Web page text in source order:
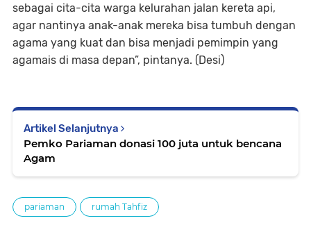
sebagai cita-cita warga kelurahan jalan kereta api,
agar nantinya anak-anak mereka bisa tumbuh dengan
agama yang kuat dan bisa menjadi pemimpin yang
agamais di masa depan”, pintanya. (Desi)
Artikel Selanjutnya
Pemko Pariaman donasi 100 juta untuk bencana
Agam
pariaman rumah Tahfiz